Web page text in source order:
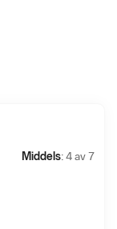
Middels: 4 av 7